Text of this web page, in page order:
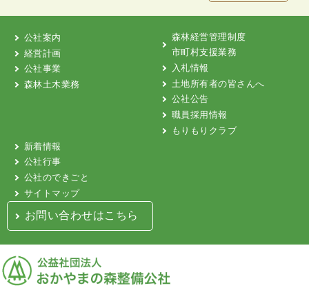
公社案内
経営計画
公社事業
森林土木業務
森林経営管理制度
市町村支援業務
入札情報
土地所有者の皆さんへ
公社公告
職員採用情報
もりもりクラブ
新着情報
公社行事
公社のできごと
サイトマップ
お問い合わせはこちら